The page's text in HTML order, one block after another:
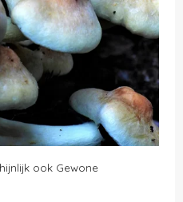
ook Gewone